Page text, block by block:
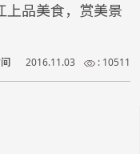
上品美食，赏美景
2016.11.03 : 10511